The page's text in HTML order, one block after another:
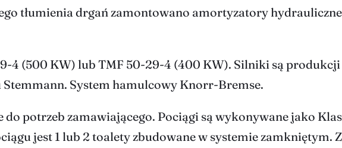
tłumienia drgań zamontowano amortyzatory
4 (500 KW) lub TMF 50-29-4 (400 KW). Silniki są
System hamulcowy Knorr-Bremse.
potrzeb zamawiającego. Pociągi są wykonywane jako
jest 1 lub 2 toalety zbudowane w systemie zamkniętym.